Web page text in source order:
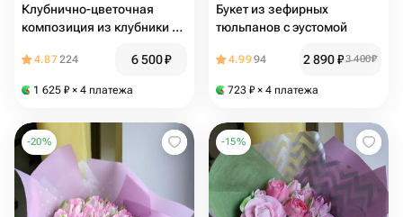
Клубнично-цветочная
композиция из клубники в
4.87224 6 500₽
1 625 ₽ × 4 платежа
Букет из зефирных
тюльпанов с эустомой
4.9994 2 890₽3 400₽
723 ₽ × 4 платежа
-20% -15%